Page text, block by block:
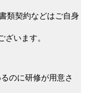
類契約などはご自身
います。
のに研修が用意さ